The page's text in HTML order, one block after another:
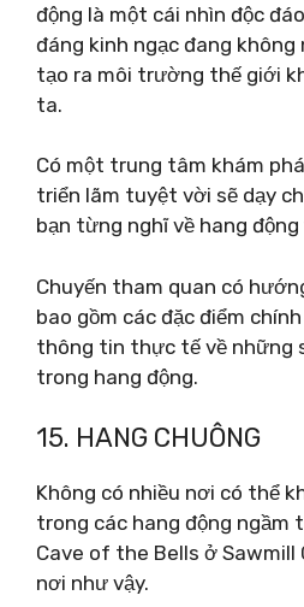
động là một cái nhìn độc
đáng kinh ngạc đang
tạo ra môi trường thế giới
ta.
Có một trung tâm khám
triển lãm tuyệt vời sẽ dạy
bạn từng nghĩ về hang
Chuyến tham quan có
bao gồm các đặc điểm
thông tin thực tế về những
trong hang động.
15. HANG CHUÔNG
Không có nhiều nơi có thể
trong các hang động ngầm
Cave of the Bells ở Sawmill
nơi như vậy.